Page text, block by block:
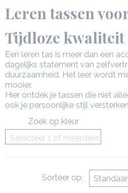
Leren tassen
Tijdloze
Een leren tas is meer dan een
dagelijks statement van
duurzaamheid. Het leer wordt
mooier.
Hier ontdek je tassen die niet
ook je persoonlijke stijl
Zoek op kleur
Selecteer 1 of meerdere
Sorteer op:
HEREN